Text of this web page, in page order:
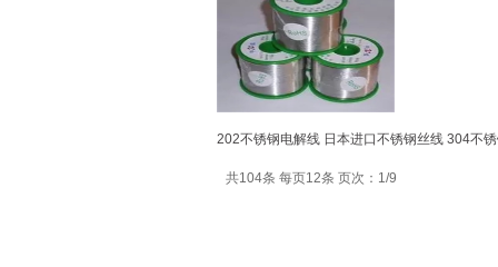
202不锈钢电解线 日本进口不锈钢丝线 304不
共104条 每页12条 页次：1/9